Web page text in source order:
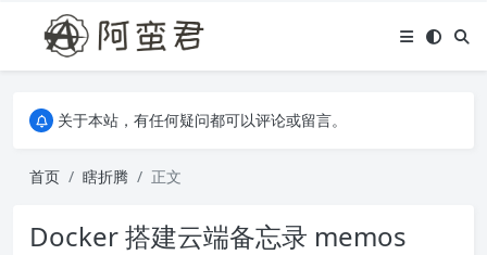
关于本站，有任何疑问都可以评论或留言。
关于本站，有任何疑问都可以评论或留言。
首页
瞎折腾 正文
Docker 搭建云端备忘录 memos